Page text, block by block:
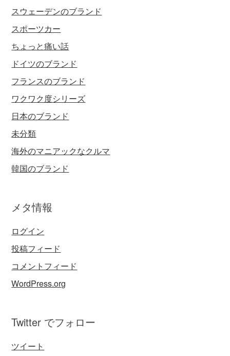
スウェーデンのブランド
スポーツカー
ちょっと痛い話
ドイツのブランド
フランスのブランド
ワクワク度シリーズ
日本のブランド
未分類
海外のマニアックなクルマ
韓国のブランド
メタ情報
ログイン
投稿フィード
コメントフィード
WordPress.org
Twitter でフォロー
ツイート